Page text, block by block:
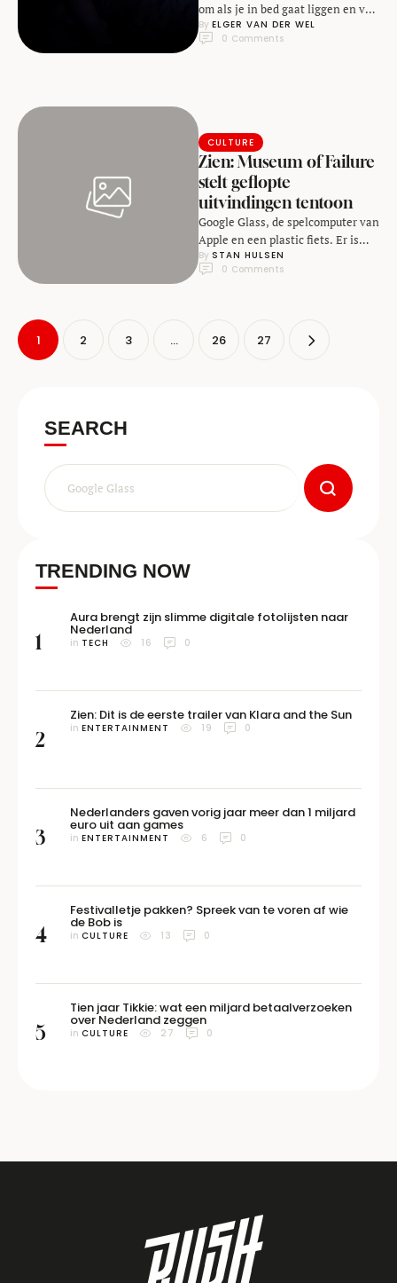
om als je in bed gaat liggen en valt
daardoor sneller …
By ELGER VAN DER WEL
0 Comments
CULTURE
Zien: Museum of Failure
stelt geflopte
uitvindingen tentoon
Google Glass, de spelcomputer van
Apple en een plastic fiets. Er is
een reden dat je deze producten …
By STAN HULSEN
0 Comments
1 2 3 … 26 27
SEARCH
TRENDING NOW
1
Aura brengt zijn slimme digitale fotolijsten naar
Nederland
in TECH 16 0
2
Zien: Dit is de eerste trailer van Klara and the Sun
in ENTERTAINMENT 19 0
3
Nederlanders gaven vorig jaar meer dan 1 miljard
euro uit aan games
in ENTERTAINMENT 6 0
4
Festivalletje pakken? Spreek van te voren af wie
de Bob is
in CULTURE 13 0
5
Tien jaar Tikkie: wat een miljard betaalverzoeken
over Nederland zeggen
in CULTURE 27 0